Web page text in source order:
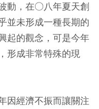
動，在○八年夏天創
並未形成一種長期的
起的觀念，可是今年
形成非常特殊的現
因經濟不振而讓關注